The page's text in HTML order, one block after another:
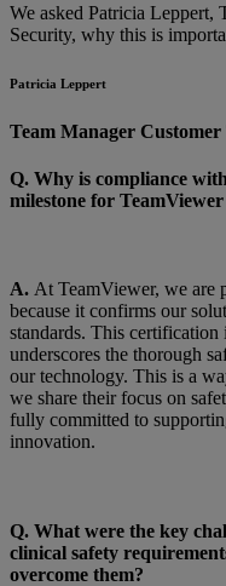
We asked Patricia Leppert,
Security, why this is
Patricia Leppert
Team Manager
Q. Why is compliance
milestone for
A. At TeamViewer, we are
because it confirms our
standards. This certification
underscores the thorough
our technology. This is a
we share their focus on
fully committed to
innovation.
Q. What were the key
clinical safety
overcome them?